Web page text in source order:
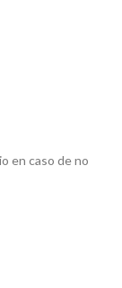
en caso de no